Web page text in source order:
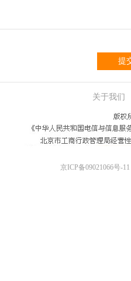
提
关于我们
京ICP备09021066号-11